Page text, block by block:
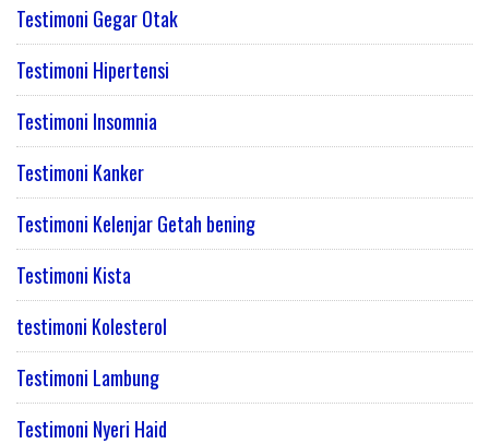
Testimoni Gegar Otak
Testimoni Hipertensi
Testimoni Insomnia
Testimoni Kanker
Testimoni Kelenjar Getah bening
Testimoni Kista
testimoni Kolesterol
Testimoni Lambung
Testimoni Nyeri Haid